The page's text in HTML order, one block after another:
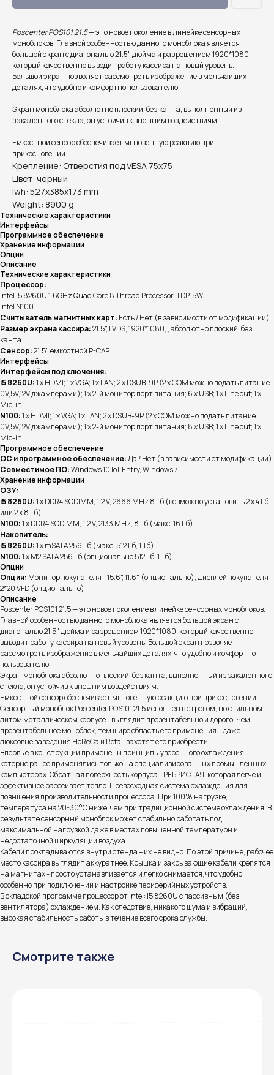
Poscenter POS101 21.5— это новое поколение в линейке сенсорных
моноблоков. Главной особенностью данного моноблока является
большой экран с диагональю 21.5" дюйма и разрешением 1920*1080,
который качественно выводит работу кассира на новый уровень.
Большой экран позволяет рассмотреть изображение в мельчайших
деталях, что удобно и комфортно пользователю.
Экран моноблока абсолютно плоский, без канта, выполненный из
закаленного стекла, он устойчив к внешним воздействиям.
Емкостной сенсор обеспечивает мгновенную реакцию при
прикосновении.
Крепление: Отверстия под VESA 75x75
Цвет: черный
lwh: 527x385x173 mm
Weight: 8900 g
Технические характеристики
Интерфейсы
Программное обеспечение
Хранение информации
Опции
Описание
Технические характеристики
Процессор:
Intel I5 8260U 1.6GHz Quad Core 8 Thread Processor, TDP15W
Intel N100
Считыватель магнитных карт: Есть / Нет (в зависимости от модификации)
Размер экрана кассира:21.5", LVDS, 1920*1080, , абсолютно плоский, без
канта
Сенсор:21.5" емкостной P-CAP
Интерфейсы
Интерфейсы подключения:
i5 8260U:1 x HDMI; 1 х VGA; 1 х LAN; 2 х DSUB-9P (2 х COM можно подать питание
0V,5V,12V джамперами); 1 х 2-й монитор порт питания; 6 х USB; 1 х Line out; 1 х
Mic-in
N100:1 x HDMI; 1 х VGA; 1 х LAN; 2 х DSUB-9P (2 х COM можно подать питание
0V,5V,12V джамперами); 1 х 2-й монитор порт питания; 8 х USB; 1 х Line out; 1 х
Mic-in
Программное обеспечение
ОС и программное обеспечение:Да / Нет (в зависимости от модификации)
Совместимое ПО:Windows 10 IoT Entry, Windows 7
Хранение информации
ОЗУ:
i5 8260U:1 х DDR4 SODIMM, 1.2 V, 2666 MHz 8 Гб (возможно установить 2 х 4 Гб
или 2 х 8 Гб)
N100:1 х DDR4 SODIMM, 1.2 V, 2133 MHz, 8 Гб (макс. 16 Гб)
Накопитель:
i5 8260U:1 х mSATA 256 Гб (макс. 512 Гб, 1 Тб)
N100:1 х M2 SATA 256 Гб (опционально 512 Гб, 1 Тб)
Опции
Опции: Монитор покупателя - 15.6", 11.6" (опционально); Дисплей покупателя -
2*20 VFD (опционально)
Описание
Poscenter POS101 21.5 — это новое поколение в линейке сенсорных моноблоков.
Главной особенностью данного моноблока является большой экран с
диагональю 21.5" дюйма и разрешением 1920*1080, который качественно
выводит работу кассира на новый уровень. Большой экран позволяет
рассмотреть изображение в мельчайших деталях, что удобно и комфортно
пользователю.
Экран моноблока абсолютно плоский, без канта, выполненный из закаленного
стекла, он устойчив к внешним воздействиям.
Емкостной сенсор обеспечивает мгновенную реакцию при прикосновении.
Cенсорный моноблок Poscenter POS101 21.5 исполнен в строгом, но стильном
литом металлическом корпусе - выглядит презентабельно и дорого. Чем
презентабельное моноблок, тем шире область его применения – даже
люксовые заведения HoReCa и Retail захотят его приобрести.
Впервые в конструкции применены принципы уверенного охлаждения,
которые ранее применялись только на специализированных промышленных
компьютерах. Обратная поверхность корпуса - РЕБРИСТАЯ, которая легче и
эффективнее рассеивает тепло. Превосходная система охлаждения для
повышения производительности процессора. При 100% нагрузке,
температура на 20-30°C ниже, чем при традиционной системе охлаждения. В
результате сенсорный моноблок может стабильно работать под
максимальной нагрузкой даже в местах повышенной температуры и
недостаточной циркуляции воздуха.
Кабели прокладываются внутри стенда – их не видно. По этой причине, рабочее
место кассира выглядит аккуратнее. Крышка и закрывающие кабели крепятся
на магнитах - просто устанавливается и легко снимается, что удобно
особенно при подключении и настройке периферийных устройств.
В складской программе процессор от Intel: I5 8260U с пассивным (без
вентилятора) охлаждением. Как следствие, никакого шума и вибраций,
высокая стабильность работы в течение всего срока службы.
Смотрите также